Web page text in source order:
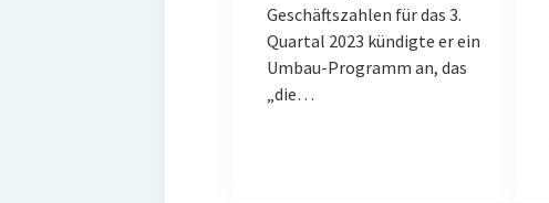
Geschäftszahlen für das 3.
Quartal 2023 kündigte er ein
Umbau-Programm an, das
„die…